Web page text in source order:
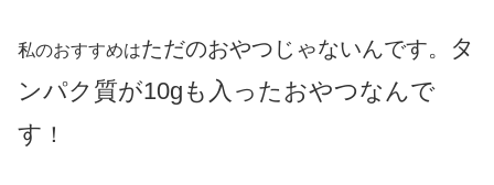
私のおすすめはただのおやつじゃないんです。
タ
ンパク質が10gも入ったおやつなんで
す ！